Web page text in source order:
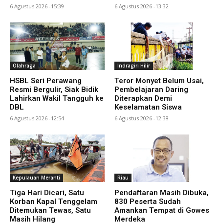
6 Agustus 2026 -15:39 6 Agustus 2026 -13:32
Olahraga
HSBL Seri Perawang
Resmi Bergulir, Siak Bidik
Lahirkan Wakil Tangguh ke
DBL
6 Agustus 2026 -12:54
Indragiri Hilir
Teror Monyet Belum Usai,
Pembelajaran Daring
Diterapkan Demi
Keselamatan Siswa
6 Agustus 2026 -12:38
Kepulauan Meranti
Tiga Hari Dicari, Satu
Korban Kapal Tenggelam
Ditemukan Tewas, Satu
Masih Hilang
Riau
Pendaftaran Masih Dibuka,
830 Peserta Sudah
Amankan Tempat di Gowes
Merdeka